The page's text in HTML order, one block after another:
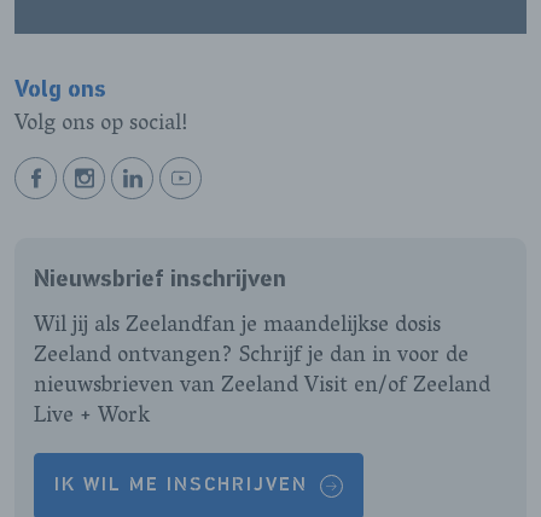
Volg ons
Volg ons op social!
BEKIJK
PAGINA
BEKIJK
PAGINA
BEKIJK
PAGINA
BEKIJK
PAGINA
Nieuwsbrief inschrijven
Wil jij als Zeelandfan je maandelijkse dosis
Zeeland ontvangen? Schrijf je dan in voor de
nieuwsbrieven van Zeeland Visit en/of Zeeland
Live + Work
IK WIL ME INSCHRIJVEN